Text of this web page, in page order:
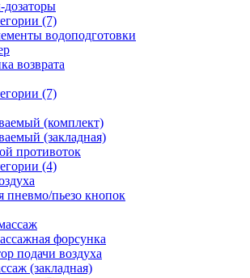
(7)
водоподготовки
возврата
(7)
(комплект)
(закладная)
противоток
(4)
пневмо/пьезо кнопок
форсунка
подачи воздуха
(закладная)